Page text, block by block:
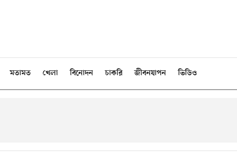
মতামত খেলা বিনোদন চাকরি জীবনযাপন ভিডিও